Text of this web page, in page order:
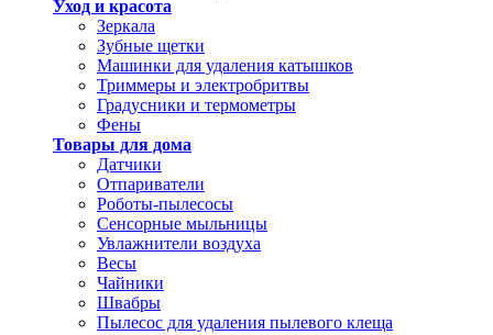
Уход и красота
Зеркала
Зубные щетки
Машинки для удаления катышков
Триммеры и электробритвы
Градусники и термометры
Фены
Товары для дома
Датчики
Отпариватели
Роботы-пылесосы
Сенсорные мыльницы
Увлажнители воздуха
Весы
Чайники
Швабры
Пылесос для удаления пылевого клеща